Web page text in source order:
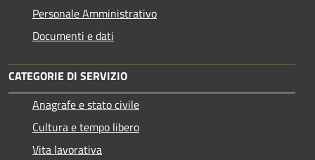
Personale Amministrativo
Documenti e dati
CATEGORIE DI SERVIZIO
Anagrafe e stato civile
Cultura e tempo libero
Vita lavorativa